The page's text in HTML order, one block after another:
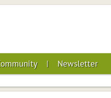
Newsletter